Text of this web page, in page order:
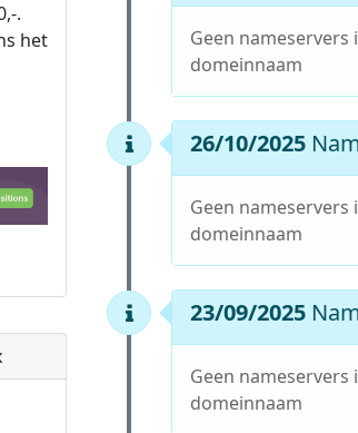
.
het
Geen
domeinnaam
26/10/2025
Geen
domeinnaam
23/09/2025
Geen
domeinnaam